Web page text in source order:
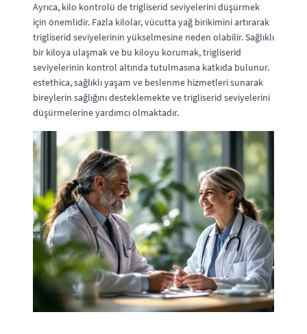
Ayrıca, kilo kontrolü de trigliserid seviyelerini düşürmek
için önemlidir. Fazla kilolar, vücutta yağ birikimini artırarak
trigliserid seviyelerinin yükselmesine neden olabilir. Sağlıklı
bir kiloya ulaşmak ve bu kiloyu korumak, trigliserid
seviyelerinin kontrol altında tutulmasına katkıda bulunur.
estethica, sağlıklı yaşam ve beslenme hizmetleri sunarak
bireylerin sağlığını desteklemekte ve trigliserid seviyelerini
düşürmelerine yardımcı olmaktadır.